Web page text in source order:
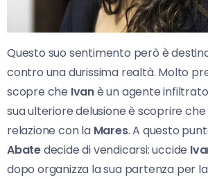
Questo suo sentimento però è
contro una durissima realtà. Molto
scopre che Ivanè un agente
sua ulteriore delusione è scoprire che
relazione con la Mares. A questo
Abatedecide di vendicarsi: uccide
dopo organizza la sua partenza per la